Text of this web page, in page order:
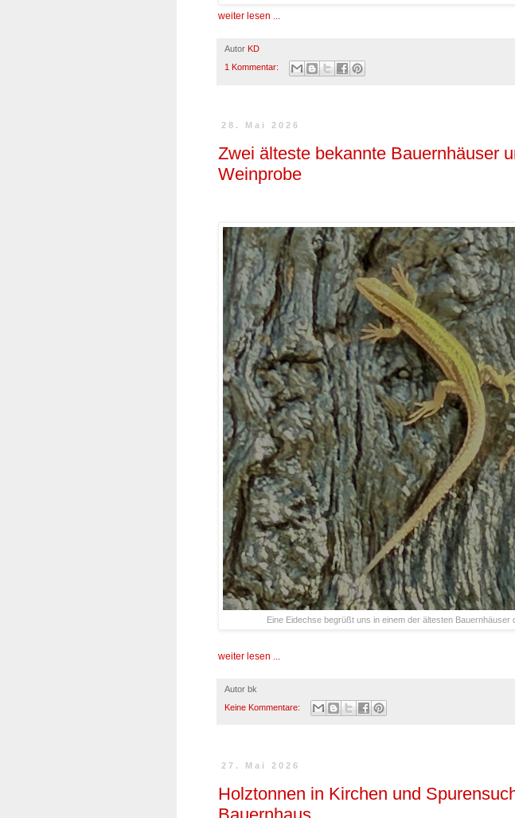
weiter lesen ...
Autor KD
1 Kommentar:
28. Mai 2026
Zwei älteste bekannte Bauernhäuser
Weinprobe
Eine Eidechse begrüßt uns in einem der ältesten Bauernhäuser
weiter lesen ...
Autor bk
Keine Kommentare:
27. Mai 2026
Holztonnen in Kirchen und